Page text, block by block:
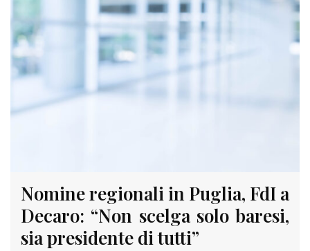
Nomine regionali in Puglia, FdI a
Decaro: “Non scelga solo baresi,
sia presidente di tutti”